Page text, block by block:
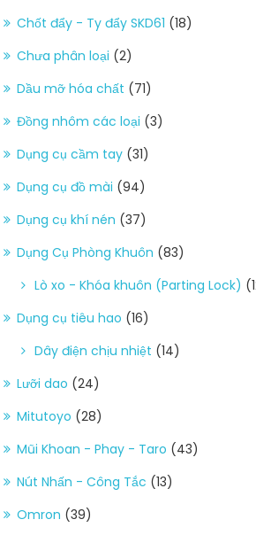
Chốt đẩy - Ty đẩy SKD61 (18)
Chưa phân loại (2)
Dầu mỡ hóa chất (71)
Đồng nhôm các loại (3)
Dụng cụ cầm tay (31)
Dụng cụ đồ mài (94)
Dụng cụ khí nén (37)
Dụng Cụ Phòng Khuôn (83)
Lò xo - Khóa khuôn (Parting Lock)
Dụng cụ tiêu hao (16)
Dây điện chịu nhiệt (14)
Lưỡi dao (24)
Mitutoyo (28)
Mũi Khoan - Phay - Taro (43)
Nút Nhấn - Công Tắc (13)
Omron (39)